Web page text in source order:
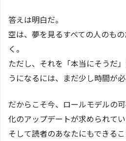
答えは明白だ。
空は、夢を見るすべての人のも
く。
ただし、それを「本当にそうだ
うになるには、まだ少し時間が必
だからこそ今、ロールモデルの
化のアップデートが求められてい
そして読者のあなたにもできるこ